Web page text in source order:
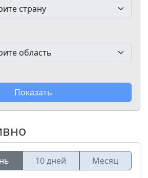
Показать
10 дней Месяц